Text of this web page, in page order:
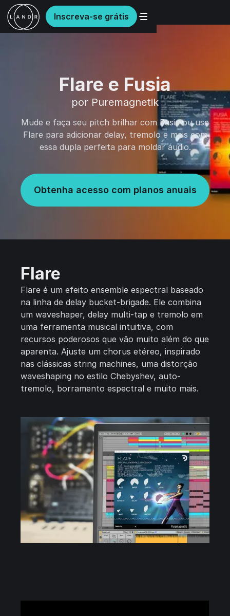
Inscreva-se grátis
Flare e Fusia
por Puremagnetik
Mude e faça seu pitch brilhar com Fusia ou use
Flare para adicionar delay, tremolo e mais com
essa dupla perfeita para moldar áudio.
Obtenha acesso com planos anuais
Flare
Flare é um efeito ensemble espectral baseado
na linha de delay bucket-brigade. Ele combina
um waveshaper, delay multi-tap e tremolo em
uma ferramenta musical intuitiva, com
recursos poderosos que vão muito além do que
aparenta. Ajuste um chorus etéreo, inspirado
nas clássicas string machines, uma distorção
waveshaping no estilo Chebyshev, auto-
tremolo, borramento espectral e muito mais.